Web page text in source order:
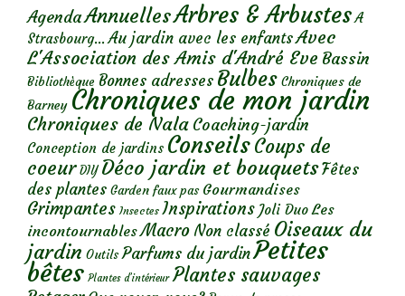
AgendaAnnuellesArbres & Arbustes A
Strasbourg... Au jardin avec les enfantsAvec
L'Association des Amis d'André Eve Bassin
Bibliothèque Bonnes adresses Bulbes Chroniques de
Barney Chroniques de mon jardin
Chroniques de Nala Coaching-jardin
Conception de jardins ConseilsCoups de
coeur DIY Déco jardin et bouquetsFêtes
des plantes Garden faux pas Gourmandises
Grimpantes Insectes Inspirations Joli Duo Les
incontournables Macro Non classé Oiseaux du
jardin Outils Parfums du jardinPetites
bêtes Plantes d’intérieur Plantes sauvages